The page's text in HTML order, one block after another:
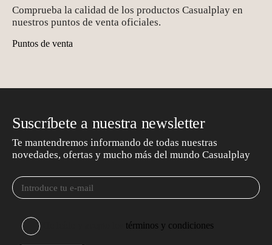
Comprueba la calidad de los productos Casualplay en
nuestros puntos de venta oficiales.
Puntos de venta
Suscríbete a nuestra newsletter
Te mantendremos informando de todas nuestras
novedades, ofertas y mucho más del mundo Casualplay
términos y condiciones